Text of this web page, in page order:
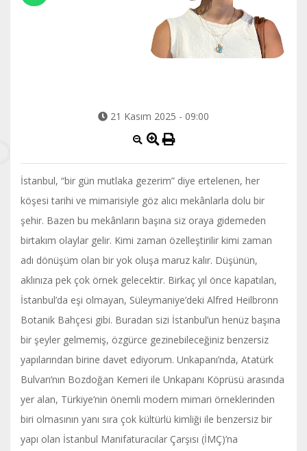
21 Kasım 2025 - 09:00
İstanbul, “bir gün mutlaka gezerim” diye ertelenen, her
köşesi tarihi ve mimarisiyle göz alıcı mekânlarla dolu bir
şehir. Bazen bu mekânların başına siz oraya gidemeden
birtakım olaylar gelir. Kimi zaman özelleştirilir kimi zaman
adı dönüşüm olan bir yok oluşa maruz kalır. Düşünün,
aklınıza pek çok örnek gelecektir. Birkaç yıl önce kapatılan,
İstanbul’da eşi olmayan, Süleymaniye’deki Alfred Heilbronn
Botanik Bahçesi gibi. Buradan sizi İstanbul’un henüz başına
bir şeyler gelmemiş, özgürce gezinebileceğiniz benzersiz
yapılarından birine davet ediyorum. Unkapanı’nda, Atatürk
Bulvarı’nın Bozdoğan Kemeri ile Unkapanı Köprüsü arasında
yer alan, Türkiye’nin önemli modern mimari örneklerinden
biri olmasının yanı sıra çok kültürlü kimliği ile benzersiz bir
yapı olan İstanbul Manifaturacılar Çarşısı (İMÇ)’na